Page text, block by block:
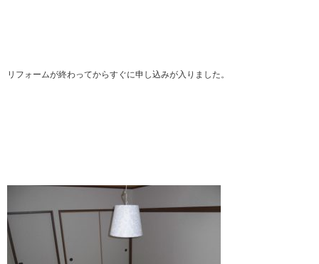
リフォームが終わってからすぐに申し込みが入りました。